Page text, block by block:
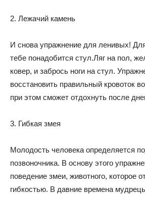
2. Лежачий камень
И снова упражнение для ленивых!
тебе понадобится стул.Ляг на пол,
ковер, и забрось ноги на стул.
восстановить правильный кровоток
при этом сможет отдохнуть после
3. Гибкая змея
Молодость человека определяется
позвоночника. В основу этого
поведение змеи, животного, которое
гибкостью. В давние времена